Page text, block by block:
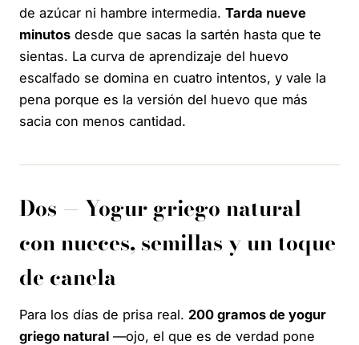
de azúcar ni hambre intermedia. Tarda nueve
minutos desde que sacas la sartén hasta que te
sientas. La curva de aprendizaje del huevo
escalfado se domina en cuatro intentos, y vale la
pena porque es la versión del huevo que más
sacia con menos cantidad.
Dos — Yogur griego natural
con nueces, semillas y un toque
de canela
Para los días de prisa real. 200 gramos de yogur
griego natural —ojo, el que es de verdad pone